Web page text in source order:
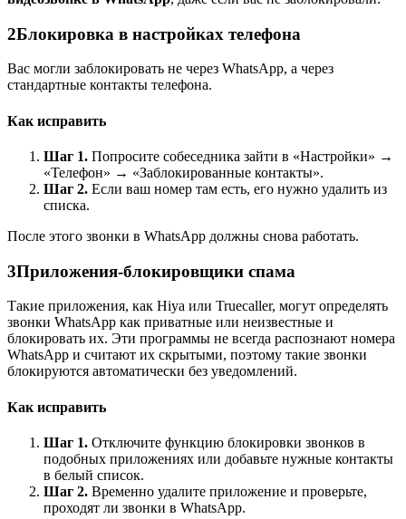
2Блокировка в настройках телефона
Вас могли заблокировать не через WhatsApp, а через
стандартные контакты телефона.
Как исправить
Шаг 1. Попросите собеседника зайти в «Настройки» →
«Телефон» → «Заблокированные контакты».
Шаг 2. Если ваш номер там есть, его нужно удалить из
списка.
После этого звонки в WhatsApp должны снова работать.
3Приложения-блокировщики спама
Такие приложения, как Hiya или Truecaller, могут определять
звонки WhatsApp как приватные или неизвестные и
блокировать их. Эти программы не всегда распознают номера
WhatsApp и считают их скрытыми, поэтому такие звонки
блокируются автоматически без уведомлений.
Как исправить
Шаг 1. Отключите функцию блокировки звонков в
подобных приложениях или добавьте нужные контакты
в белый список.
Шаг 2. Временно удалите приложение и проверьте,
проходят ли звонки в WhatsApp.